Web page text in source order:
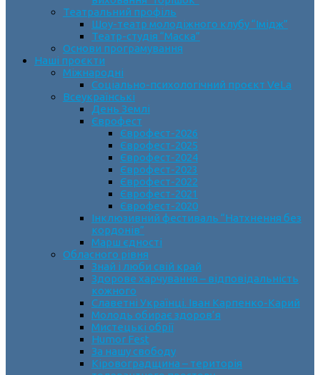
Театральний профіль
Шоу-театр молодіжного клубу “Імідж”
Театр-студія “Маска”
Основи програмування
Наші проєкти
Міжнародні
Соціально-психологічний проєкт VeLa
Всеукраїнські
День Землі
Єврофест
Єврофест-2026
Єврофест-2025
Єврофест-2024
Єврофест-2023
Єврофест-2022
Єврофест-2021
Єврофест-2020
Інклюзивний фестиваль “Натхнення без
кордонів”
Марш єдності
Обласного рівня
Знай і люби свій край
Здорове харчування – відповідальність
кожного
Славетні Українці. Іван Карпенко-Карий
Молодь обирає здоров’я
Мистецькі обрії
Humor Fest
За нашу свободу
Кіровоградщина – територія